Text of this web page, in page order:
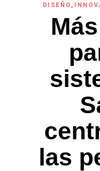
DISEÑO ,
las